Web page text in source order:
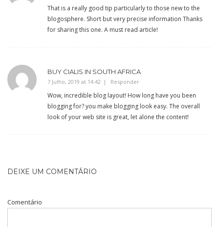
That is a really good tip particularly to those new to the
blogosphere. Short but very precise information Thanks
for sharing this one. A must read article!
BUY CIALIS IN SOUTH AFRICA
7 Julho, 2019 at 14:42 Responder
Wow, incredible blog layout! How long have you been
blogging for? you make blogging look easy. The overall
look of your web site is great, let alone the content!
DEIXE UM COMENTÁRIO
Comentário